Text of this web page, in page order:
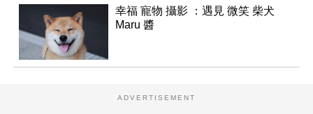
幸福 寵物 攝影 ：遇見 微笑 柴犬
Maru 醬
ADVERTISEMENT